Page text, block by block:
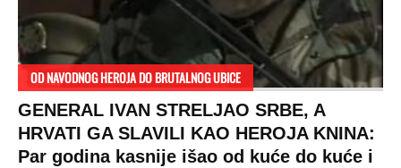
OD NAVODNOG HEROJA DO BRUTALNOG UBICE
GENERAL IVAN STRELJAO SRBE, A
HRVATI GA SLAVILI KAO HEROJA KNINA:
Par godina kasnije išao od kuće do kuće i